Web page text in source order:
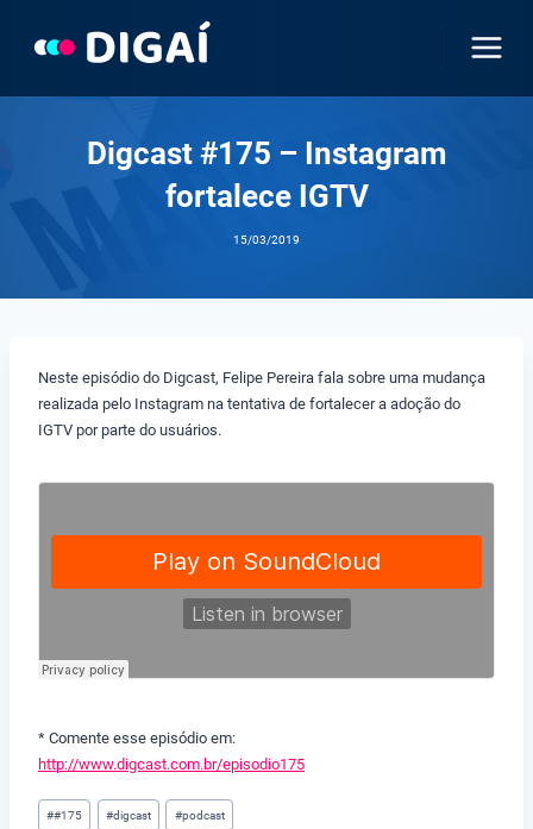
Digcast #175 – Instagram
fortalece IGTV
15/03/2019
Neste episódio do Digcast, Felipe Pereira fala sobre uma mudança
realizada pelo Instagram na tentativa de fortalecer a adoção do
IGTV por parte do usuários.
* Comente esse episódio em:
http://www.digcast.com.br/episodio175
Tags
##175 #digcast #podcast